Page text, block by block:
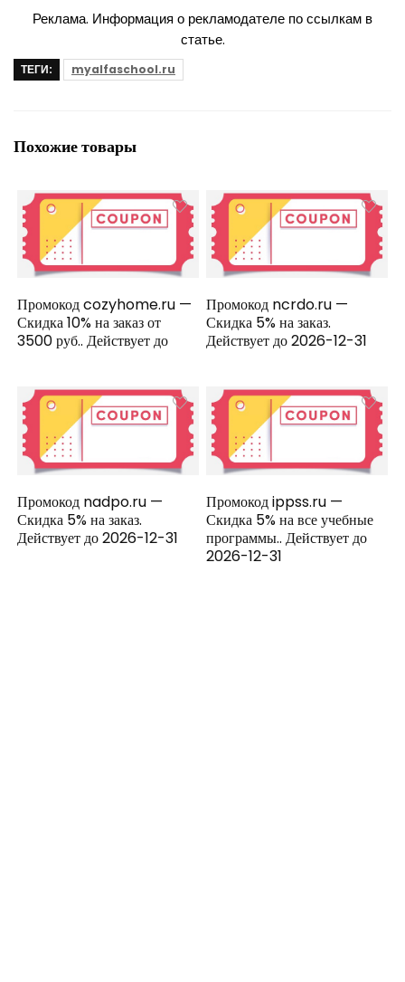
Реклама. Информация о рекламодателе по ссылкам в
статье.
ТЕГИ: myalfaschool.ru
Похожие товары
Промокод cozyhome.ru —
Скидка 10% на заказ от
3500 руб.. Действует до
Промокод ncrdo.ru —
Скидка 5% на заказ.
Действует до 2026-12-31
Промокод nadpo.ru —
Скидка 5% на заказ.
Действует до 2026-12-31
Промокод ippss.ru —
Скидка 5% на все учебные
программы.. Действует до
2026-12-31